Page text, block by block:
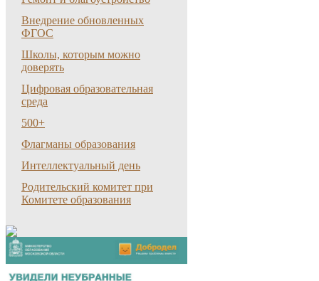
Внедрение обновленных
ФГОС
Школы, которым можно
доверять
Цифровая образовательная
среда
500+
Флагманы образования
Интеллектуальный день
Родительский комитет при
Комитете образования